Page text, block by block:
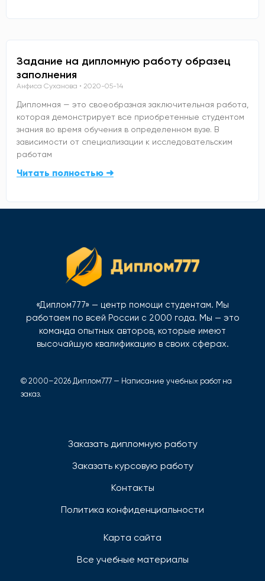
Задание на дипломную работу образец
заполнения
Анфиса Суханова 2020-05-14
Дипломная — это своеобразная заключительная работа,
которая демонстрирует все приобретенные студентом
знания во время обучения в определенном вузе. В
зависимости от специализации к исследовательским
работам
Читать полностью ➜
«Диплом777» — центр помощи студентам. Мы
работаем по всей России с 2000 года. Мы — это
команда опытных авторов, которые имеют
высочайшую квалификацию в своих сферах.
© 2000–2026 Диплом777 — Написание учебных работ на
заказ.
Заказать дипломную работу
Заказать курсовую работу
Контакты
Политика конфиденциальности
Карта сайта
Все учебные материалы